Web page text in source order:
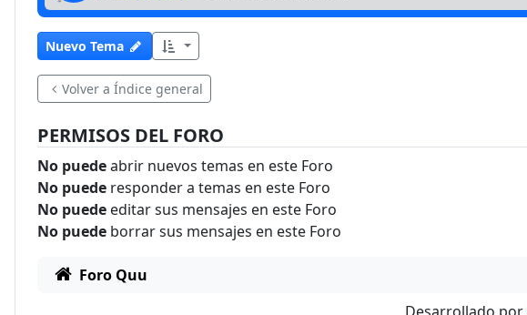
Nuevo Tema
Volver a Índice general
PERMISOS DEL FORO
No puedeabrir nuevos temas en este Foro
No puede responder a temas en este Foro
No puede editar sus mensajes en este Foro
No puede borrar sus mensajes en este Foro
Foro Quu